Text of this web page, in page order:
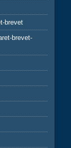
brevet
brevet-